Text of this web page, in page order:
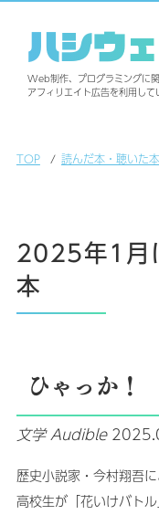
ハシウ
Web制作、プログラミングに
アフィリエイト広告を利用して
TOP 読んだ本・聴いた本
2025年1月
本
ひゃっか！
文学 Audible
歴史小説家・今村翔吾に
高校生が「花いけバト